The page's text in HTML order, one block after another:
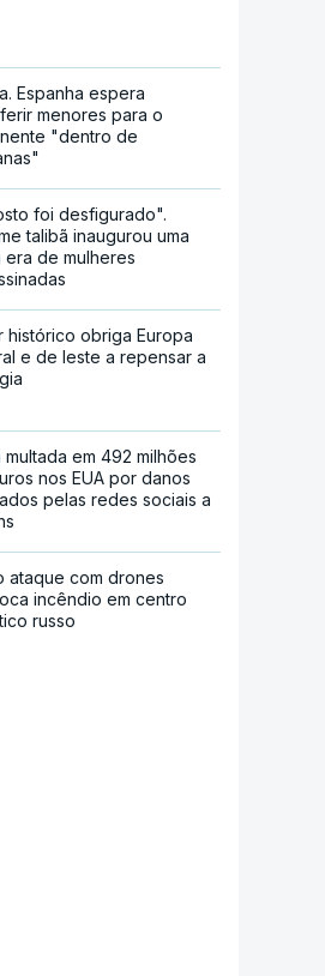
Espanha espera
menores para o
"dentro de
foi desfigurado".
talibã inaugurou uma
era de mulheres
histórico obriga Europa
e de leste a repensar a
multada em 492 milhões
nos EUA por danos
pelas redes sociais a
ataque com drones
incêndio em centro
russo